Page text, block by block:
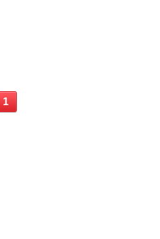
1